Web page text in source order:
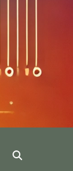
form